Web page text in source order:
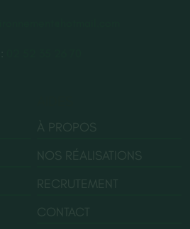
À PROPOS
NOS RÉALISATIONS
RECRUTEMENT
CONTACT